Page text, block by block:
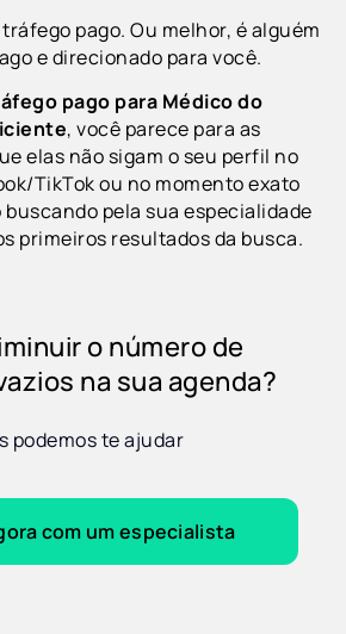
pago. Ou melhor, é alguém
e direcionado para você.
pago para Médico do
, você parece para as
elas não sigam o seu perfil no
TikTok ou no momento exato
buscando pela sua especialidade
primeiros resultados da busca.
o número de
na sua agenda?
podemos te ajudar
com um especialista